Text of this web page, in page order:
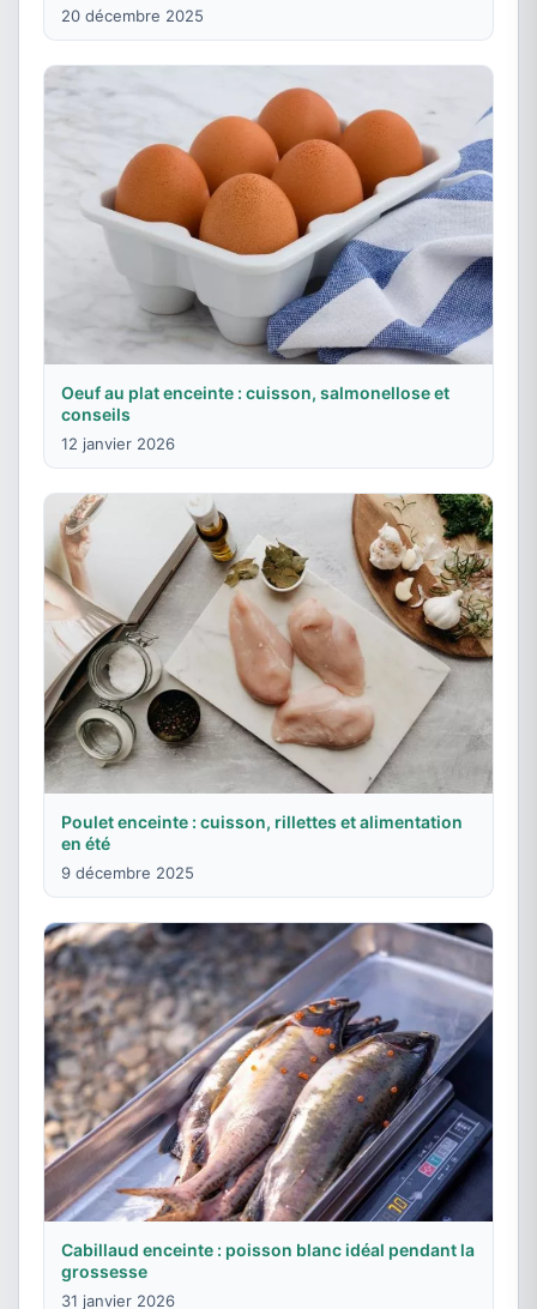
20 décembre 2025
Oeuf au plat enceinte : cuisson, salmonellose et
conseils
12 janvier 2026
Poulet enceinte : cuisson, rillettes et alimentation
en été
9 décembre 2025
Cabillaud enceinte : poisson blanc idéal pendant la
grossesse
31 janvier 2026